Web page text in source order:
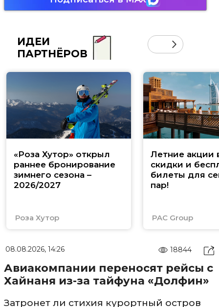
ИДЕИ
ПАРТНЁРОВ
«Роза Хутор» открыл
раннее бронирование
зимнего сезона –
2026/2027
Роза Хутор
Летние акции
скидки и
билеты для
пар!
PAC Group
08.08.2026, 14:26 18844
Авиакомпании переносят рейсы с
Хайнаня из-за тайфуна «Долфин»
Затронет ли стихия курортный остров